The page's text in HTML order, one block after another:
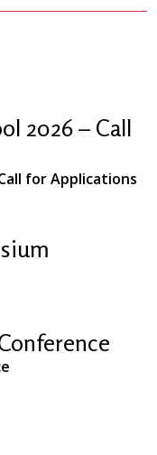
2026 – Call
for Applications